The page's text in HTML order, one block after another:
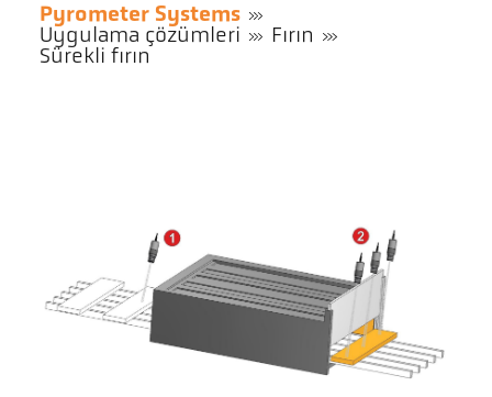
Pyrometer Systems
Uygulama çözümleri
Fırın
Sürekli fırın